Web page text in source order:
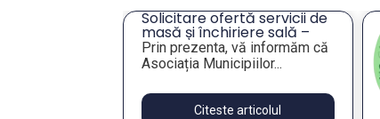
Solicitare ofertă servicii de
masă și închiriere sală –
Tulcea
Prin prezenta, vă informăm că
Asociația Municipiilor...
Citeste articolul